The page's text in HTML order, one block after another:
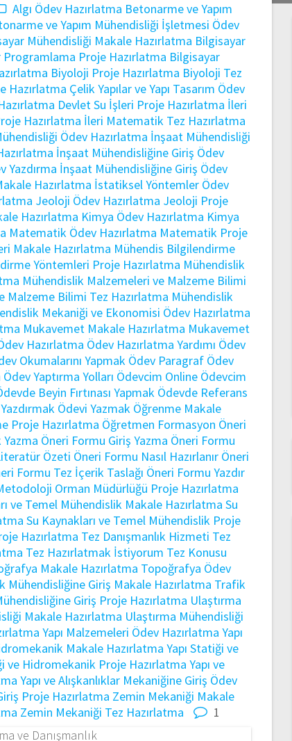
Algı Ödev Hazırlatma Betonarme ve Yapım
ve Yapım Mühendisliği İşletmesi Ödev
Mühendisliği Makale Hazırlatma Bilgisayar
Programlama Proje Hazırlatma Bilgisayar
Biyoloji Proje Hazırlatma Biyoloji Tez
Hazırlatma Çelik Yapılar ve Yapı Tasarım Ödev
Devlet Su İşleri Proje Hazırlatma İleri
Hazırlatma İleri Matematik Tez Hazırlatma
Ödev Hazırlatma İnşaat Mühendisliği
İnşaat Mühendisliğine Giriş Ödev
Yazdırma İnşaat Mühendisliğine Giriş Ödev
Hazırlatma İstatiksel Yöntemler Ödev
Jeoloji Ödev Hazırlatma Jeoloji Proje
Hazırlatma Kimya Ödev Hazırlatma Kimya
Matematik Ödev Hazırlatma Matematik Proje
Makale Hazırlatma Mühendis Bilgilendirme
Yöntemleri Proje Hazırlatma Mühendislik
Mühendislik Malzemeleri ve Malzeme Bilimi
Malzeme Bilimi Tez Hazırlatma Mühendislik
Mekaniği ve Ekonomisi Ödev Hazırlatma
Mukavemet Makale Hazırlatma Mukavemet
Hazırlatma Ödev Hazırlatma Yardımı Ödev
Okumalarını Yapmak Ödev Paragraf Ödev
Ödev Yaptırma Yolları Ödevcim Online Ödevcim
Beyin Fırtınası Yapmak Ödevde Referans
Ödevi Yazmak Öğrenme Makale
Proje Hazırlatma Öğretmen Formasyon Öneri
Yazma Öneri Formu Giriş Yazma Öneri Formu
Özeti Öneri Formu Nasıl Hazırlanır Öneri
Formu Tez İçerik Taslağı Öneri Formu Yazdır
Orman Müdürlüğü Proje Hazırlatma
ve Temel Mühendislik Makale Hazırlatma Su
Su Kaynakları ve Temel Mühendislik Proje
Hazırlatma Tez Danışmanlık Hizmeti Tez
Tez Hazırlatmak İstiyorum Tez Konusu
Makale Hazırlatma Topoğrafya Ödev
Mühendisliğine Giriş Makale Hazırlatma Trafik
Giriş Proje Hazırlatma Ulaştırma
Makale Hazırlatma Ulaştırma Mühendisliği
Yapı Malzemeleri Ödev Hazırlatma Yapı
Makale Hazırlatma Yapı Statiği ve
ve Hidromekanik Proje Hazırlatma Yapı ve
Yapı ve Alışkanlıklar Mekaniğine Giriş Ödev
Proje Hazırlatma Zemin Mekaniği Makale
Zemin Mekaniği Tez Hazırlatma 1